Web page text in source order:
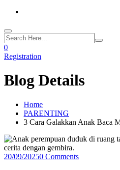
0
Registration
Blog Details
Home
PARENTING
3 Cara Galakkan Anak Baca
20/09/20250 Comments